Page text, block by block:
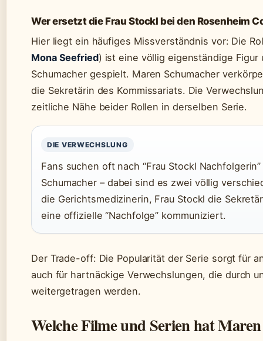
Wer ersetzt die Frau Stockl bei den Rosenheim
Hier liegt ein häufiges Missverständnis vor: Die
Mona Seefried) ist eine völlig eigenständige
Schumacher gespielt. Maren Schumacher
die Sekretärin des Kommissariats. Die
zeitliche Nähe beider Rollen in derselben Serie.
DIE VERWECHSLUNG
Fans suchen oft nach “Frau Stockl
Schumacher – dabei sind es zwei völlig
die Gerichtsmedizinerin, Frau Stockl die
eine offizielle “Nachfolge” kommuniziert.
Der Trade-off: Die Popularität der Serie sorgt für
auch für hartnäckige Verwechslungen, die durch
weitergetragen werden.
Welche Filme und Serien hat